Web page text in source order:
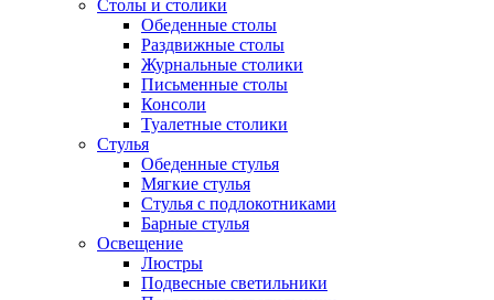
Столы и столики
Обеденные столы
Раздвижные столы
Журнальные столики
Письменные столы
Консоли
Туалетные столики
Стулья
Обеденные стулья
Мягкие стулья
Стулья с подлокотниками
Барные стулья
Освещение
Люстры
Подвесные светильники